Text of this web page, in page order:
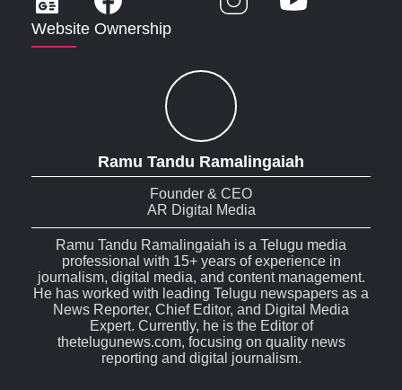
Website Ownership
Ramu Tandu Ramalingaiah
Founder & CEO
AR Digital Media
Ramu Tandu Ramalingaiah is a Telugu media
professional with 15+ years of experience in
journalism, digital media, and content management.
He has worked with leading Telugu newspapers as a
News Reporter, Chief Editor, and Digital Media
Expert. Currently, he is the Editor of
thetelugunews.com, focusing on quality news
reporting and digital journalism.